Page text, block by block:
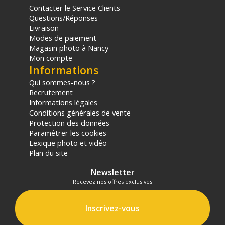
Contacter le Service Clients
Questions/Réponses
Livraison
Modes de paiement
Magasin photo à Nancy
Mon compte
Informations
Qui sommes-nous ?
Recrutement
Informations légales
Conditions générales de vente
Protection des données
Paramétrer les cookies
Lexique photo et vidéo
Plan du site
Newsletter
Recevez nos offres exclusives
Inscrivez-vous